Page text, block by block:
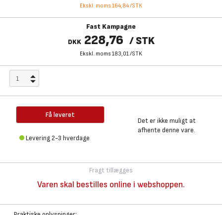
Ekskl. moms 164,84/STK
Fast Kampagne
DKK 228,76 / STK
Ekskl. moms 183,01/STK
Få leveret
Levering 2-3 hverdage
Det er ikke muligt at
afhente denne vare.
Fragt tillægges
Varen skal bestilles online i webshoppen.